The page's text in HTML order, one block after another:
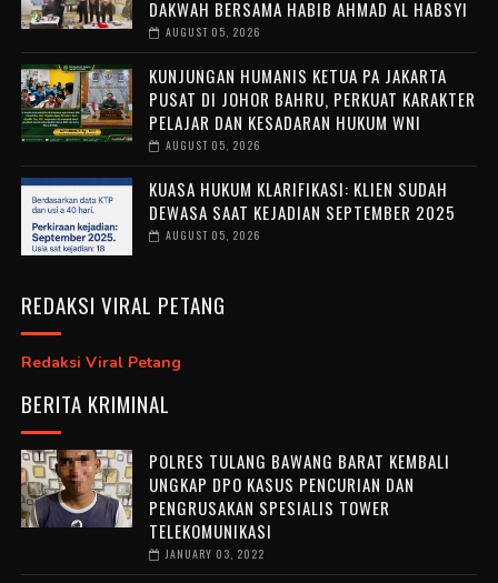
DAKWAH BERSAMA HABIB AHMAD AL HABSYI
AUGUST 05, 2026
KUNJUNGAN HUMANIS KETUA PA JAKARTA
PUSAT DI JOHOR BAHRU, PERKUAT KARAKTER
PELAJAR DAN KESADARAN HUKUM WNI
AUGUST 05, 2026
KUASA HUKUM KLARIFIKASI: KLIEN SUDAH
DEWASA SAAT KEJADIAN SEPTEMBER 2025
AUGUST 05, 2026
REDAKSI VIRAL PETANG
Redaksi Viral Petang
BERITA KRIMINAL
POLRES TULANG BAWANG BARAT KEMBALI
UNGKAP DPO KASUS PENCURIAN DAN
PENGRUSAKAN SPESIALIS TOWER
TELEKOMUNIKASI
JANUARY 03, 2022